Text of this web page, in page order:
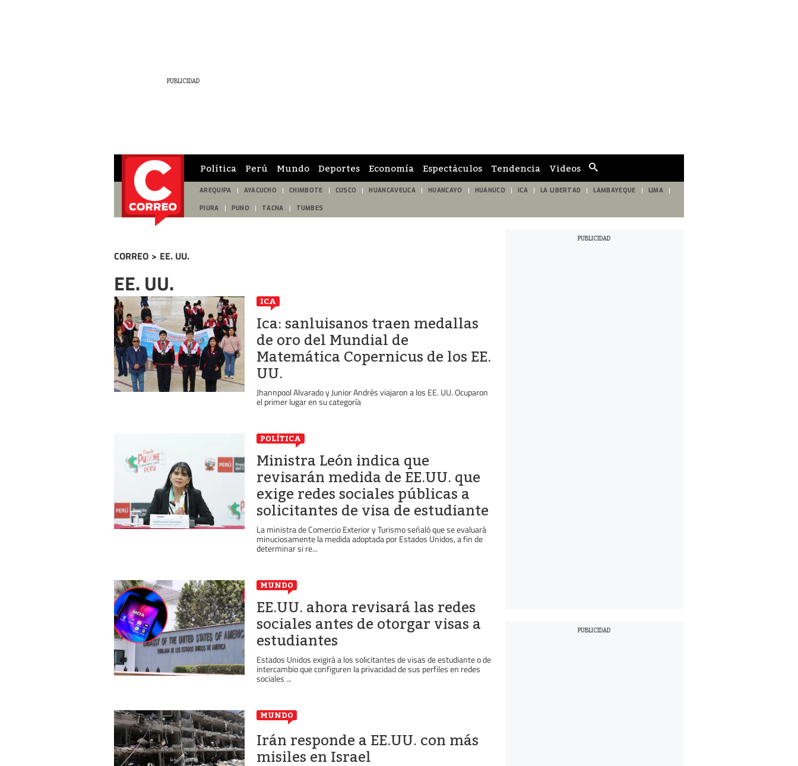
de
búsqueda
Política Perú Mundo Deportes Economía Espectáculos Tendencia Videos
AREQUIPA AYACUCHO CHIMBOTE CUSCO HUANCAVELICA HUANCAYO HUÁNUCO ICA LA LIBERTAD LAMBAYEQUE LIMA
PIURA PUNO TACNA TUMBES
CORREO > EE. UU.
EE. UU.
ICA
Ica: sanluisanos traen medallas
de oro del Mundial de
Matemática Copernicus de los EE.
UU.
Jhannpool Alvarado y Junior Andrés viajaron a los EE. UU. Ocuparon
el primer lugar en su categoría
POLÍTICA
Ministra León indica que
revisarán medida de EE.UU. que
exige redes sociales públicas a
solicitantes de visa de estudiante
La ministra de Comercio Exterior y Turismo señaló que se evaluará
minuciosamente la medida adoptada por Estados Unidos, a fin de
determinar si re...
MUNDO
EE.UU. ahora revisará las redes
sociales antes de otorgar visas a
estudiantes
Estados Unidos exigirá a los solicitantes de visas de estudiante o de
intercambio que configuren la privacidad de sus perfiles en redes
sociales ...
MUNDO
Irán responde a EE.UU. con más
misiles en Israel